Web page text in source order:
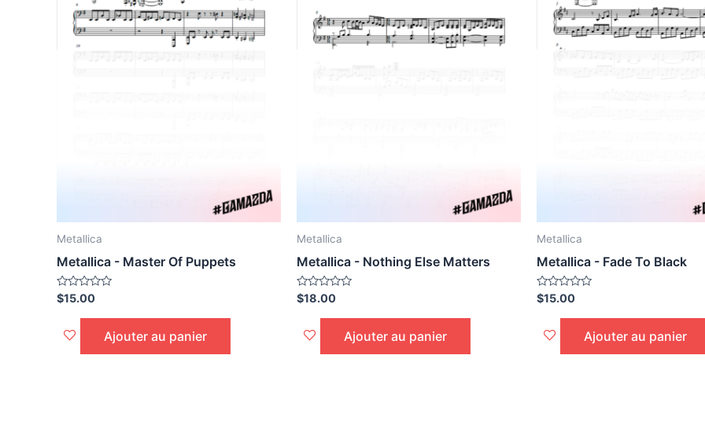
Metallica
Metallica - Master Of Puppets
Noté
0
$15.00
Ajouter au panier
Metallica
Metallica - Nothing Else Matters
Noté
0
$18.00
Ajouter au panier
Metallica
Metallica - Fade To Black
Noté
0
$15.00
Ajouter au panier